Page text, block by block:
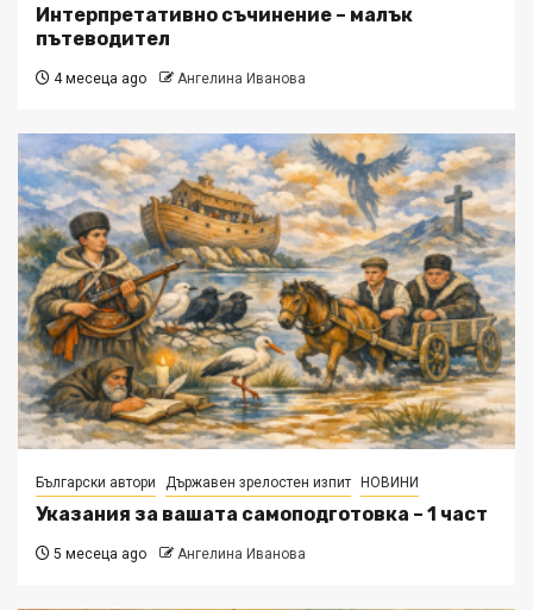
Интерпретативно съчинение – малък
пътеводител
4 месеца ago Ангелина Иванова
Български автори Държавен зрелостен изпит НОВИНИ
Указания за вашата самоподготовка – 1 част
5 месеца ago Ангелина Иванова